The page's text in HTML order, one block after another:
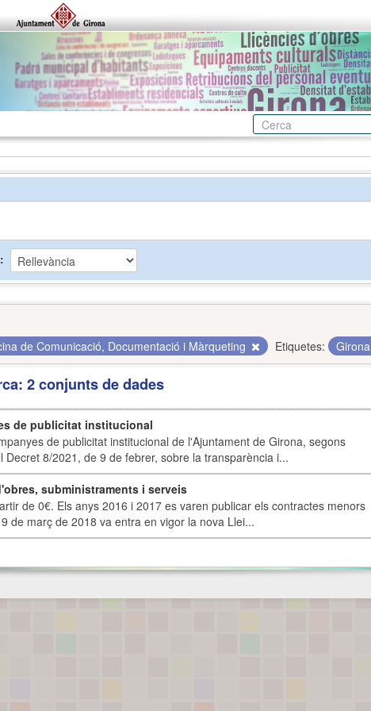
de Comunicació, Documentació i Màrqueting Etiquetes: Girona
2 conjunts de dades
de publicitat institucional
de publicitat institucional de l'Ajuntament de Girona, segons
Decret 8/2021, de 9 de febrer, sobre la transparència i...
subministraments i serveis
de 0€. Els anys 2016 i 2017 es varen publicar els contractes menors
de març de 2018 va entra en vigor la nova Llei...